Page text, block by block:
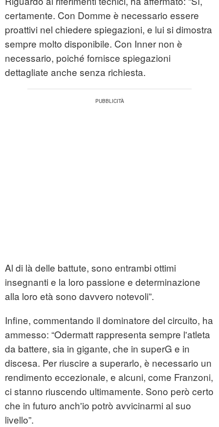
certamente. Con Domme è necessario essere
proattivi nel chiedere spiegazioni, e lui si dimostra
sempre molto disponibile. Con Inner non è
necessario, poiché fornisce spiegazioni
dettagliate anche senza richiesta.
Al di là delle battute, sono entrambi ottimi
insegnanti e la loro passione e determinazione
alla loro età sono davvero notevoli”.
Infine, commentando il dominatore del circuito, ha
ammesso: “Odermatt rappresenta sempre l'atleta
da battere, sia in gigante, che in superG e in
discesa. Per riuscire a superarlo, è necessario un
rendimento eccezionale, e alcuni, come Franzoni,
ci stanno riuscendo ultimamente. Sono però certo
che in futuro anch'io potrò avvicinarmi al suo
livello”.